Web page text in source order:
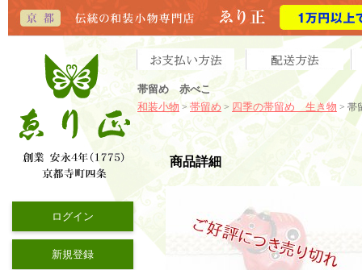
帯留め 赤べこ
和装小物 > 帯留め > 四季の帯留め 生き物 > 帯
ログイン
新規登録
商品詳細